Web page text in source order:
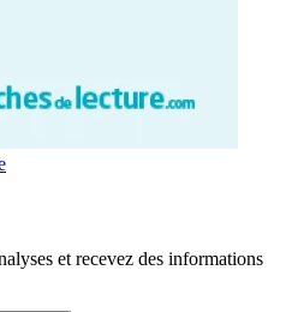
et recevez des informations